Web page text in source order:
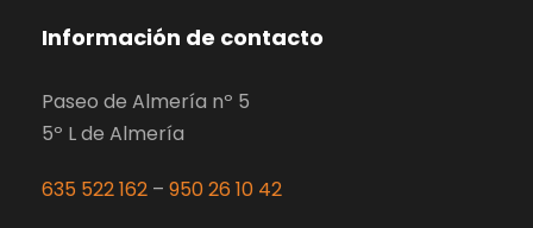
Información de contacto
Paseo de Almería nº 5
5º L de Almería
635 522 162 – 950 26 10 42